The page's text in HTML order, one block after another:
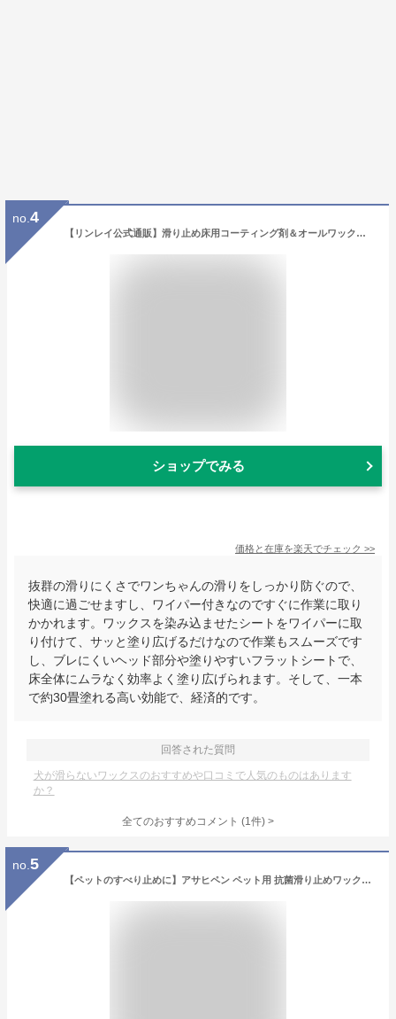
no. 4
【リンレイ公式通販】滑り止め床用コーティング剤＆オールワックスワイパー取り替えシートセット【レビューを書いて500円クーポンプレゼント】
ショップでみる
価格と在庫を楽天でチェック >>
抜群の滑りにくさでワンちゃんの滑りをしっかり防ぐので、
快適に過ごせますし、ワイパー付きなのですぐに作業に取り
かかれます。ワックスを染み込ませたシートをワイパーに取
り付けて、サッと塗り広げるだけなので作業もスムーズです
し、ブレにくいヘッド部分や塗りやすいフラットシートで、
床全体にムラなく効率よく塗り広げられます。そして、一本
で約30畳塗れる高い効能で、経済的です。
回答された質問
犬が滑らないワックスのおすすめや口コミで人気のものはあります
か？
全てのおすすめコメント (1件) >
no. 5
【ペットのすべり止めに】アサヒペン ペット用 抗菌滑り止めワックス 500ml 日用品 掃除 清掃 ペット用品 犬 猫 すべらない 滑りにくい 安全 ひっかきキズ 守る 部屋 床